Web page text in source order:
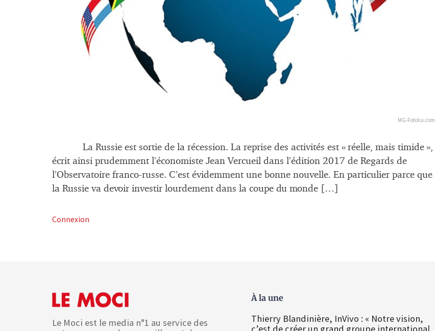
MG-Fotolia.com
La Russie est sortie de la récession. La reprise des activités est « réelle, mais timide »,
écrit ainsi prudemment l’économiste Jean Vercueil dans l’édition 2017 de Regards de
l’Observatoire franco-russe. C’est évidemment une bonne nouvelle. En particulier parce que
la Russie va devoir investir lourdement dans la coupe du monde […]
Connexion
Le Moci est le media n°1 au service des
À la une
Thierry Blandinière, InVivo : « Notre vision,